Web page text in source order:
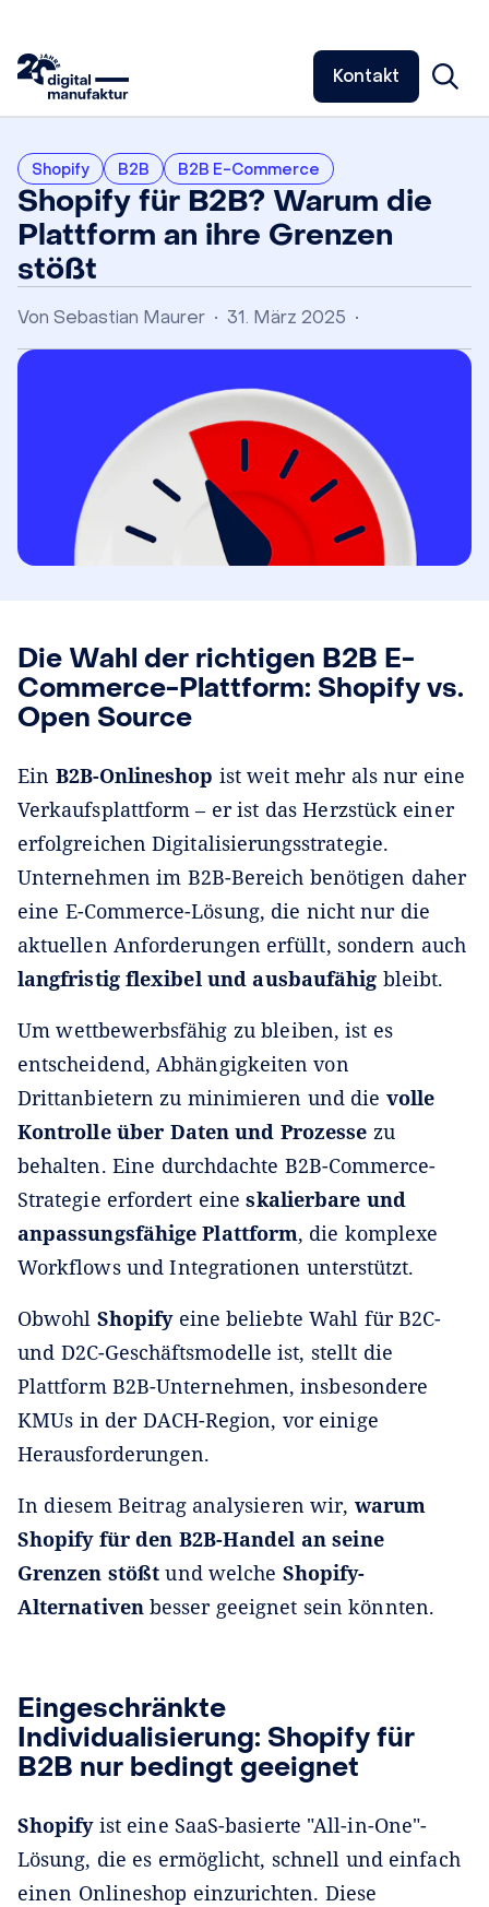
Kontakt
Shopify B2B B2B E-Commerce
Shopify für B2B? Warum die
Plattform an ihre Grenzen
stößt
Von Sebastian Maurer • 31. März 2025 •
Die Wahl der richtigen B2B E-
Commerce-Plattform: Shopify vs.
Open Source
Ein B2B-Onlineshop ist weit mehr als nur eine
Verkaufsplattform – er ist das Herzstück einer
erfolgreichen Digitalisierungsstrategie.
Unternehmen im B2B-Bereich benötigen daher
eine E-Commerce-Lösung, die nicht nur die
aktuellen Anforderungen erfüllt, sondern auch
langfristig flexibel und ausbaufähig bleibt.
Um wettbewerbsfähig zu bleiben, ist es
entscheidend, Abhängigkeiten von
Drittanbietern zu minimieren und die volle
Kontrolle über Daten und Prozesse zu
behalten. Eine durchdachte B2B-Commerce-
Strategie erfordert eineskalierbare und
anpassungsfähige Plattform, die komplexe
Workflows und Integrationen unterstützt.
Obwohl Shopify eine beliebte Wahl für B2C-
und D2C-Geschäftsmodelle ist, stellt die
Plattform B2B-Unternehmen, insbesondere
KMUs in der DACH-Region, vor einige
Herausforderungen.
In diesem Beitrag analysieren wir, warum
Shopify für den B2B-Handel an seine
Grenzen stößt und welche Shopify-
Alternativenbesser geeignet sein könnten.
Eingeschränkte
Individualisierung: Shopify für
B2B nur bedingt geeignet
Shopify ist eine SaaS-basierte "All-in-One"-
Lösung, die es ermöglicht, schnell und einfach
einen Onlineshop einzurichten. Diese